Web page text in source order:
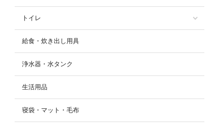
トイレ
給食・炊き出し用具
浄水器・水タンク
生活用品
寝袋・マット・毛布